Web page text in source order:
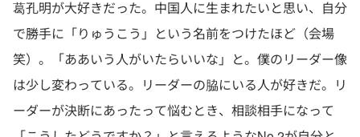
葛孔明が大好きだった。中国人に生まれたいと思い、自分
で勝手に「りゅうこう」という名前をつけたほど（会場
笑）。「ああいう人がいたらいいな」と。僕のリーダー像
は少し変わっている。リーダーの脇にいる人が好きだ。リ
ーダーが決断にあったって悩むとき、相談相手になって